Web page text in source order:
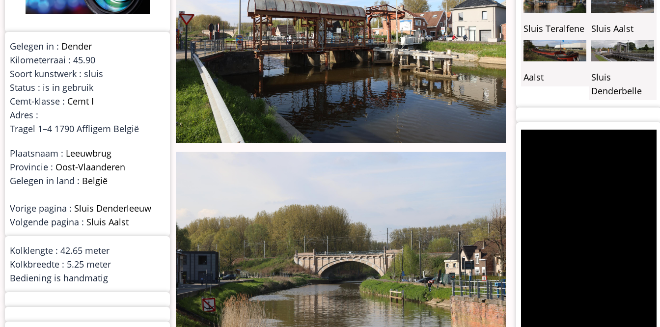
Gelegen in : Dender
Kilometerraai : 45.90
Soort kunstwerk : sluis
Status : is in gebruik
Cemt-klasse : Cemt I
Adres :
Tragel 1–4 1790 Affligem België
Plaatsnaam : Leeuwbrug
Provincie : Oost-Vlaanderen
Gelegen in land : België
Vorige pagina : Sluis Denderleeuw
Volgende pagina : Sluis Aalst
Kolklengte : 42.65 meter
Kolkbreedte : 5.25 meter
Bediening is handmatig
Sluis Teralfene Sluis Aalst
Aalst
Sluis
Denderbelle